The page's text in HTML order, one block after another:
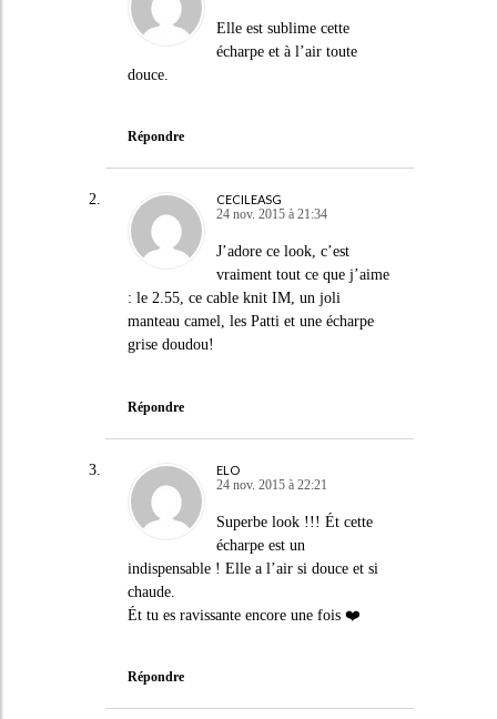
Elle est sublime cette
écharpe et à l’air toute
douce.
Répondre
CECILEASG
24 nov. 2015 à 21:34
J’adore ce look, c’est
vraiment tout ce que j’aime
: le 2.55, ce cable knit IM, un joli
manteau camel, les Patti et une écharpe
grise doudou!
Répondre
ELO
24 nov. 2015 à 22:21
Superbe look !!! Ét cette
écharpe est un
indispensable ! Elle a l’air si douce et si
chaude.
Ét tu es ravissante encore une fois ❤️
Répondre